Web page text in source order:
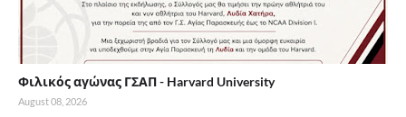
Φιλικός αγώνας ΓΣΑΠ - Harvard University
August 08, 2026